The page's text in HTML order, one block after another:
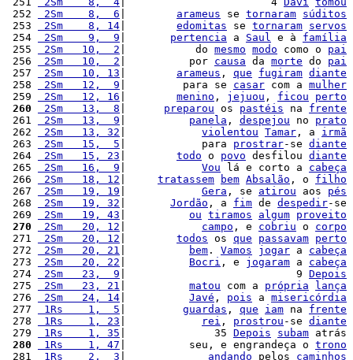
252
2Sm    8,  6 arameus se tornaram súditos
253
2Sm    8, 14 edomitas se tornaram servos
254
2Sm    9,  9 pertencia a Saul e à família
255
2Sm   10,  2 |           do mesmo modo como o pai
256
2Sm   10,  2 |          por causa da morte do pai
257
2Sm   10, 13 arameus , que fugiram diante
258
2Sm   12,  9 |         para se casar com a mulher
259
2Sm   12, 16 menino , jejuou , ficou
perto
260
2Sm   13,  8 preparou os pastéis na frente
261
2Sm   13,  9 panela , despejou no prato
262
2Sm   13, 32 violentou Tamar , a irmã
263
2Sm   15,  5 |            para prostrar-se diante
264
2Sm   15, 23 todo o povo desfilou diante
265
2Sm   16,  9 Vou lá e corto a cabeça
266
2Sm   18, 12 tratassem bem Absalão , o filho
267
2Sm   19, 19 Gera , se atirou aos pés
268
2Sm   19, 32 Jordão , a fim de despedir-se
269
2Sm   19, 43 ou tiramos algum proveito
270
2Sm   20, 12 campo , e cobriu o corpo
271
2Sm   20, 12 todos os que passavam perto
272
2Sm   20, 21 bem . Vamos jogar a cabeça
273
2Sm   20, 22 Bocri , e jogaram a cabeça
274
2Sm   23,  9 |                           9 Depois
275
2Sm   23, 21 matou com a própria
lança
276
2Sm   24, 14 Javé , pois a misericórdia
277
1Rs    1,  5 guardas , que iam na frente
278
1Rs    1, 23 rei , prostrou -se diante
279
1Rs    1, 35 |              35 Depois subam atrás
280
1Rs    1, 47 |          seu, e engrandeça o trono
281
1Rs    2,  3 andando pelos caminhos